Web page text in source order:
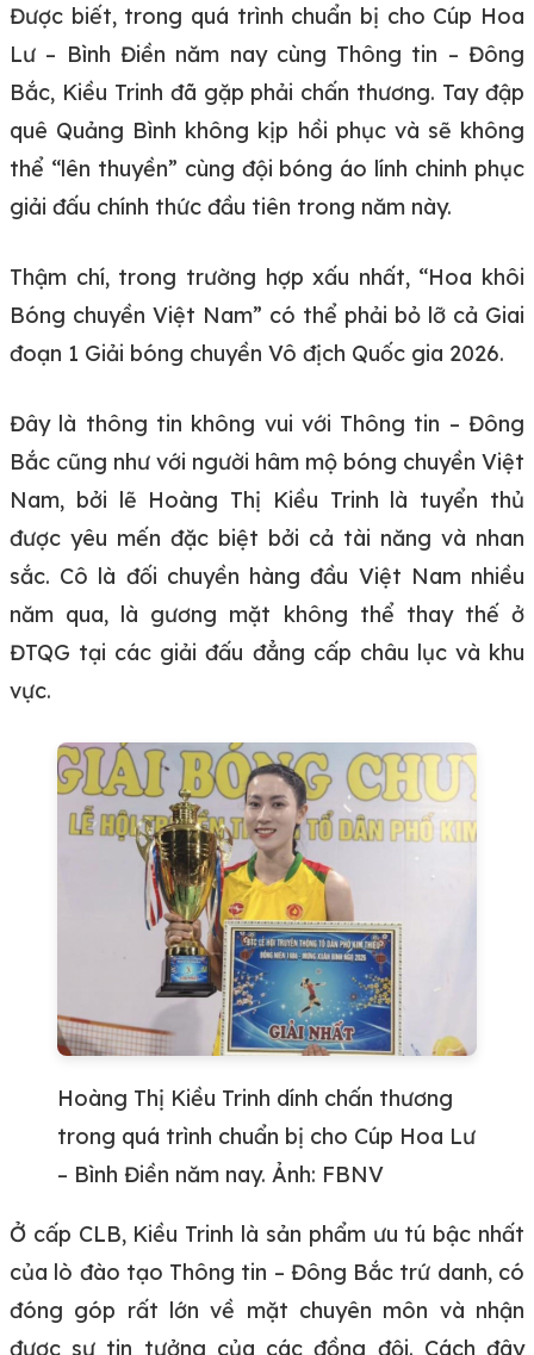
Được biết, trong quá trình chuẩn bị cho Cúp Hoa
Lư – Bình Điền năm nay cùng Thông tin – Đông
Bắc, Kiều Trinh đã gặp phải chấn thương. Tay đập
quê Quảng Bình không kịp hồi phục và sẽ không
thể “lên thuyền” cùng đội bóng áo lính chinh phục
giải đấu chính thức đầu tiên trong năm này.
Thậm chí, trong trường hợp xấu nhất, “Hoa khôi
Bóng chuyền Việt Nam” có thể phải bỏ lỡ cả Giai
đoạn 1 Giải bóng chuyền Vô địch Quốc gia 2026.
Đây là thông tin không vui với Thông tin – Đông
Bắc cũng như với người hâm mộ bóng chuyền Việt
Nam, bởi lẽ Hoàng Thị Kiều Trinh là tuyển thủ
được yêu mến đặc biệt bởi cả tài năng và nhan
sắc. Cô là đối chuyền hàng đầu Việt Nam nhiều
năm qua, là gương mặt không thể thay thế ở
ĐTQG tại các giải đấu đẳng cấp châu lục và khu
vực.
Hoàng Thị Kiều Trinh dính chấn thương
trong quá trình chuẩn bị cho Cúp Hoa Lư
– Bình Điền năm nay. Ảnh: FBNV
Ở cấp CLB, Kiều Trinh là sản phẩm ưu tú bậc nhất
của lò đào tạo Thông tin – Đông Bắc trứ danh, có
đóng góp rất lớn về mặt chuyên môn và nhận
được sự tin tưởng của các đồng đội. Cách đây